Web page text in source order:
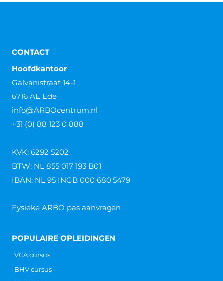
CONTACT
Hoofdkantoor
Galvanistraat 14-1
6716 AE Ede
info@ARBOcentrum.nl
+31 (0) 88 123 0 888
KVK: 6292 5202
BTW: NL 855 017 193 B01
IBAN: NL 95 INGB 000 680 5479
Fysieke ARBO pas aanvragen
POPULAIRE OPLEIDINGEN
VCA cursus
BHV cursus